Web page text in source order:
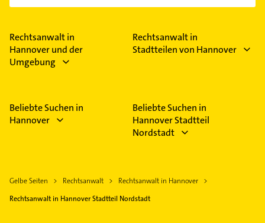
Rechtsanwalt in
Hannover und der
Umgebung
Rechtsanwalt in
Stadtteilen von Hannover
Beliebte Suchen in
Hannover
Beliebte Suchen in
Hannover Stadtteil
Nordstadt
Gelbe Seiten Rechtsanwalt
Rechtsanwalt in Hannover
Rechtsanwalt in Hannover Stadtteil Nordstadt